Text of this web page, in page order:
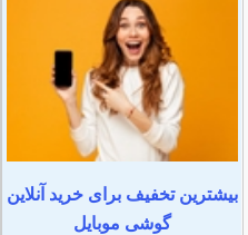
بیشترین تخفیف برای خرید آنلاین
گوشی موبایل